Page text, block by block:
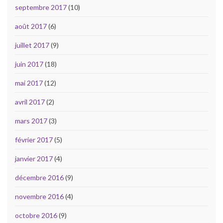
septembre 2017(10)
août 2017(6)
juillet 2017(9)
juin 2017(18)
mai 2017(12)
avril 2017(2)
mars 2017(3)
février 2017(5)
janvier 2017(4)
décembre 2016(9)
novembre 2016(4)
octobre 2016(9)